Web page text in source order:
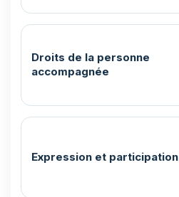
Droits de la personne
accompagnée
Expression et participation